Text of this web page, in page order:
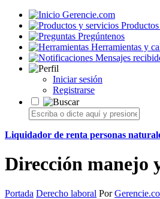
Gerencie.com
Pregúntenos
Herramientas y
Mensajes
Iniciar sesión
Registrarse
Liquidador de renta personas
Dirección manejo
Portada Derecho laboral Por